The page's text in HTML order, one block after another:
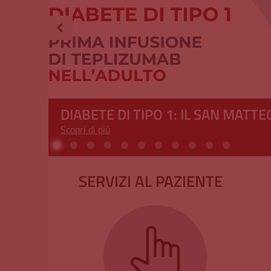
AL VIA PREMEDICARE, LA PIÙ
GUIDA IL PROGETTO
Scopri di più
SERVIZI AL PAZIENTE